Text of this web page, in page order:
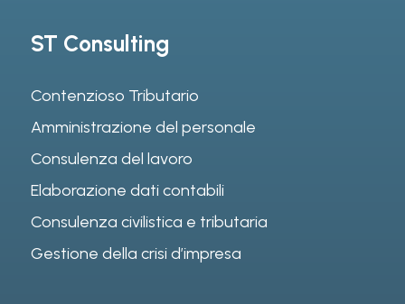
ST Consulting
Contenzioso Tributario
Amministrazione del personale
Consulenza del lavoro
Elaborazione dati contabili
Consulenza civilistica e tributaria
Gestione della crisi d’impresa